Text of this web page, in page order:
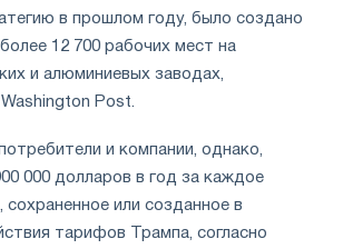
в прошлом году, было создано
12 700 рабочих мест на
и алюминиевых заводах,
Post.
и компании, однако,
000 долларов в год за каждое
сохраненное или созданное в
тарифов Трампа, согласно